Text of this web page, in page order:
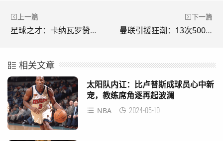
上一篇
星球之才：卡纳瓦罗赞誉贝林厄姆 重申裁判运用VAR须慎之又慎
下一篇
曼联引援狂潮：13次5000万以上交易，唯一胜者是B费利马
相关文章
太阳队内讧：比卢普斯成球员心中新
宠，教练席角逐再起波澜
NBA 2024-05-10